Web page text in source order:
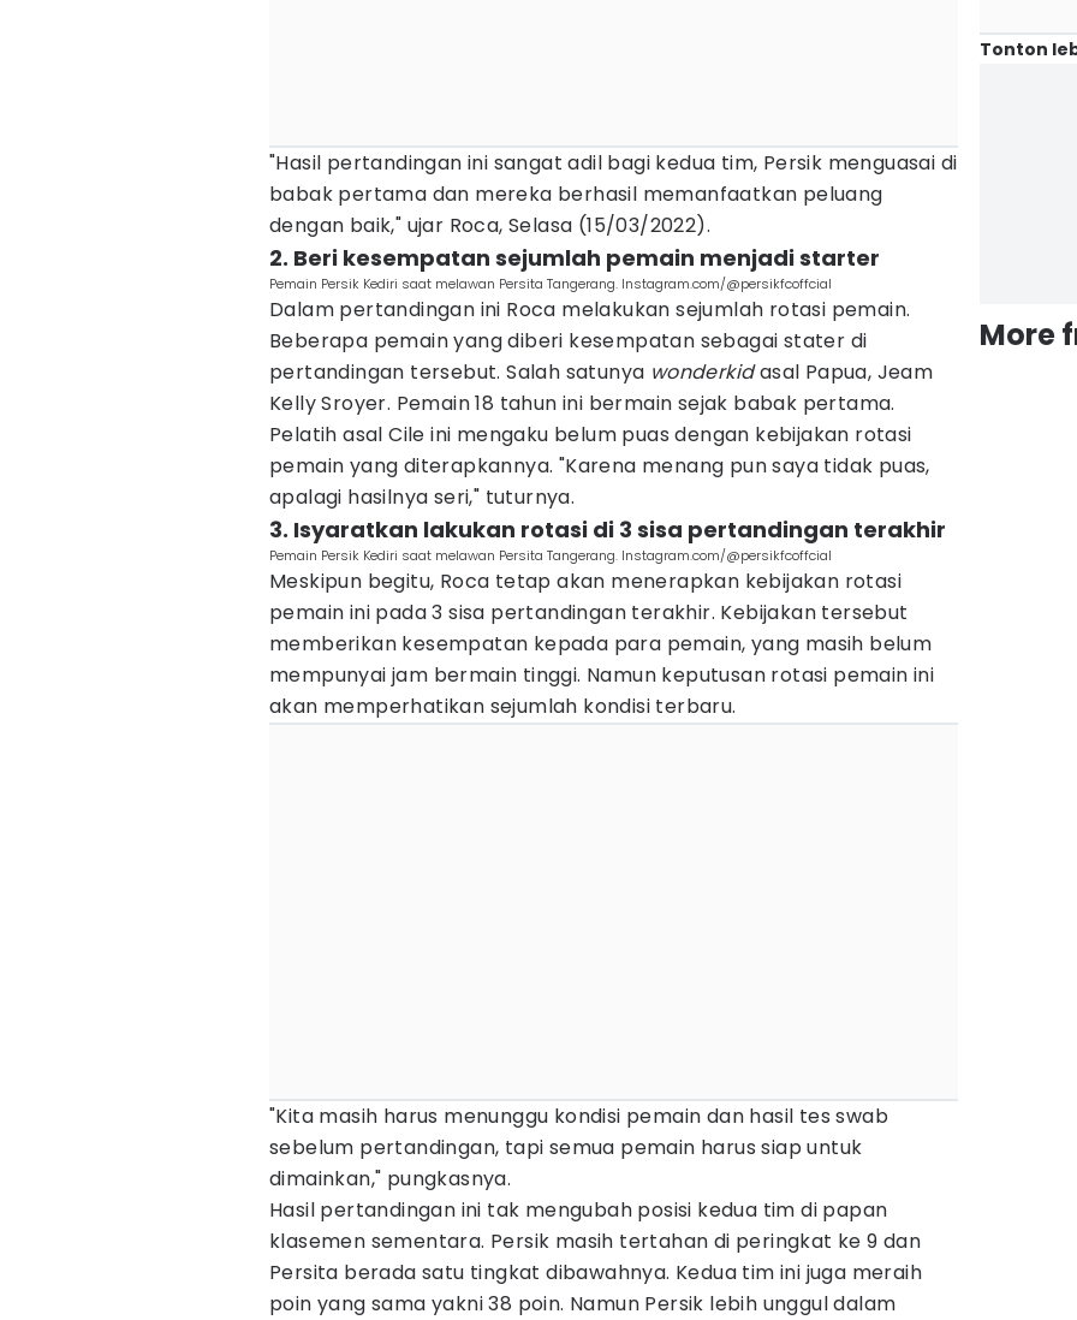
"Hasil pertandingan ini sangat adil bagi kedua tim, Persik menguasai di
babak pertama dan mereka berhasil memanfaatkan peluang
dengan baik," ujar Roca, Selasa (15/03/2022).
2. Beri kesempatan sejumlah pemain menjadi starter
Pemain Persik Kediri saat melawan Persita Tangerang. Instagram.com/@persikfcoffcial
Dalam pertandingan ini Roca melakukan sejumlah rotasi pemain.
Beberapa pemain yang diberi kesempatan sebagai stater di
pertandingan tersebut. Salah satunya wonderkidasal Papua, Jeam
Kelly Sroyer. Pemain 18 tahun ini bermain sejak babak pertama.
Pelatih asal Cile ini mengaku belum puas dengan kebijakan rotasi
pemain yang diterapkannya. "Karena menang pun saya tidak puas,
apalagi hasilnya seri," tuturnya.
3. Isyaratkan lakukan rotasi di 3 sisa pertandingan terakhir
Pemain Persik Kediri saat melawan Persita Tangerang. Instagram.com/@persikfcoffcial
Meskipun begitu, Roca tetap akan menerapkan kebijakan rotasi
pemain ini pada 3 sisa pertandingan terakhir. Kebijakan tersebut
memberikan kesempatan kepada para pemain, yang masih belum
mempunyai jam bermain tinggi. Namun keputusan rotasi pemain ini
akan memperhatikan sejumlah kondisi terbaru.
"Kita masih harus menunggu kondisi pemain dan hasil tes swab
sebelum pertandingan, tapi semua pemain harus siap untuk
dimainkan," pungkasnya.
Hasil pertandingan ini tak mengubah posisi kedua tim di papan
klasemen sementara. Persik masih tertahan di peringkat ke 9 dan
Persita berada satu tingkat dibawahnya. Kedua tim ini juga meraih
poin yang sama yakni 38 poin. Namun Persik lebih unggul dalam
Tonton
More